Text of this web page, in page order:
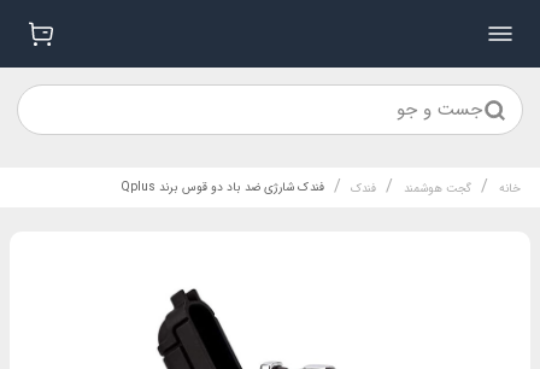
جست و جو
خانه / گجت هوشمند / فندک / فندک شارژی ضد باد دو قوس برند Qplus